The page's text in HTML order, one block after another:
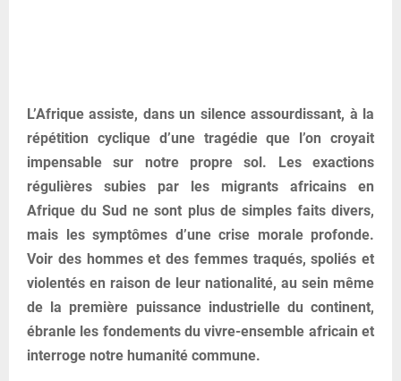
L’Afrique assiste, dans un silence assourdissant, à la
répétition cyclique d’une tragédie que l’on croyait
impensable sur notre propre sol. Les exactions
régulières subies par les migrants africains en
Afrique du Sud ne sont plus de simples faits divers,
mais les symptômes d’une crise morale profonde.
Voir des hommes et des femmes traqués, spoliés et
violentés en raison de leur nationalité, au sein même
de la première puissance industrielle du continent,
ébranle les fondements du vivre-ensemble africain et
interroge notre humanité commune.